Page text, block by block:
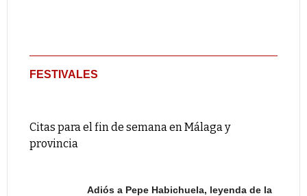
FESTIVALES
Citas para el fin de semana en Málaga y
provincia
Adiós a Pepe Habichuela, leyenda de la